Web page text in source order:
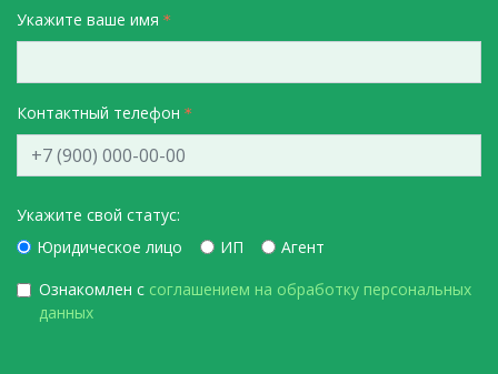
Укажите ваше имя
Контактный телефон
Укажите свой статус:
Юридическое лицо
ИП
Агент
Ознакомлен с соглашением на обработку персональных
данных